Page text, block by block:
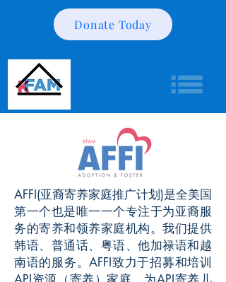
Donate Today
AFFI(亚裔寄养家庭推广计划)是全美国
第一个也是唯一一个专注于为亚裔服
务的寄养和领养家庭机构。我们提供
韩语、普通话、粤语、他加禄语和越
南语的服务。AFFI致力于招募和培训